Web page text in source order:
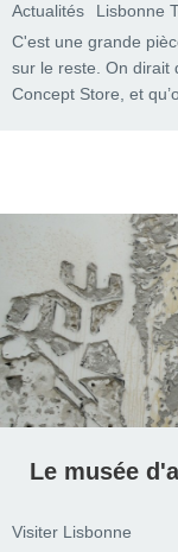
Actualités
Lisbonne
C'est une grande
sur le reste. On dirait
Concept Store, et
Le musée
Visiter Lisbonne